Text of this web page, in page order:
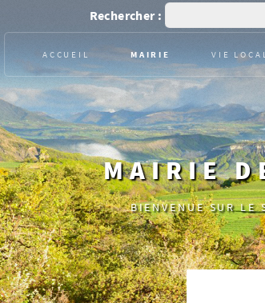
Rechercher :
MAIRIE
BIENVENUE SUR
ACCUEIL MAIRIE VIE